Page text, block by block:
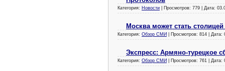
Категория: Новости | Просмотров: 779 | Дата:
Москва может стать
Категория: Обзор СМИ | Просмотров: 814 | Дата:
Экспресс: Армяно-турецкое
Категория: Обзор СМИ | Просмотров: 761 | Дата: